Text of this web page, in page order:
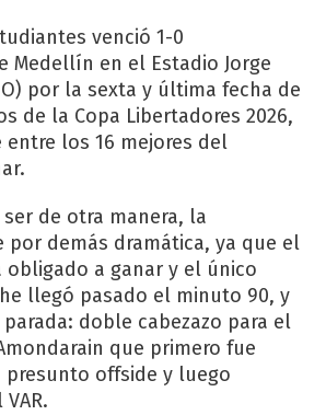
venció 1-0
Medellín en el Estadio Jorge
por la sexta y última fecha de
de la Copa Libertadores 2026,
los 16 mejores del
de otra manera, la
por demás dramática, ya que el
obligado a ganar y el único
llegó pasado el minuto 90, y
doble cabezazo para el
que primero fue
offside y luego